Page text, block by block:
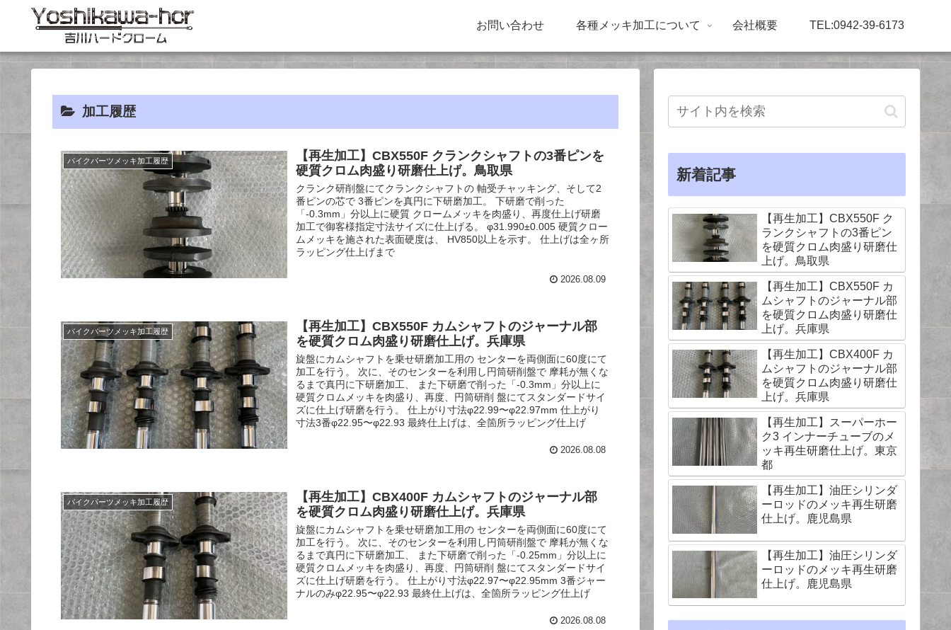
お問い合わせ 各種メッキ加工について 会社概要 TEL:0942-39-6173
加工履歴
バイクパーツメッキ加工履歴
【再生加工】CBX550F クランクシャフトの3番ピンを
硬質クロム肉盛り研磨仕上げ。鳥取県
クランク研削盤にてクランクシャフトの 軸受チャッキング、そして2
番ピンの芯で 3番ピンを真円に下研磨加工。 下研磨で削った
「-0.3mm」分以上に硬質 クロームメッキを肉盛り、再度仕上げ研磨
加工で御客様指定寸法サイズに仕上げる。 φ31.990±0.005 硬質クロー
ムメッキを施された表面硬度は、 HV850以上を示す。 仕上げは全ヶ所
ラッピング仕上げまで
2026.08.09
バイクパーツメッキ加工履歴
【再生加工】CBX550F カムシャフトのジャーナル部
を硬質クロム肉盛り研磨仕上げ。兵庫県
旋盤にカムシャフトを乗せ研磨加工用の センターを両側面に60度にて
加工を行う。 次に、そのセンターを利用し円筒研削盤で 摩耗が無くな
るまで真円に下研磨加工、 また下研磨で削った「-0.3mm」分以上に
硬質クロムメッキを肉盛り、再度、円筒研削 盤にてスタンダードサイ
ズに仕上げ研磨を行う。 仕上がり寸法φ22.99〜φ22.97mm 仕上がり
寸法3番φ22.95〜φ22.93 最終仕上げは、全箇所ラッピング仕上げ
2026.08.08
バイクパーツメッキ加工履歴
【再生加工】CBX400F カムシャフトのジャーナル部
を硬質クロム肉盛り研磨仕上げ。兵庫県
旋盤にカムシャフトを乗せ研磨加工用の センターを両側面に60度にて
加工を行う。 次に、そのセンターを利用し円筒研削盤で 摩耗が無くな
るまで真円に下研磨加工、 また下研磨で削った「-0.25mm」分以上に
硬質クロムメッキを肉盛り、再度、円筒研削 盤にてスタンダードサイ
ズに仕上げ研磨を行う。 仕上がり寸法φ22.97〜φ22.95mm 3番ジャー
ナルのみφ22.95〜φ22.93 最終仕上げは、全箇所ラッピング仕上げ
2026.08.08
新着記事
【再生加工】CBX550F ク
ランクシャフトの3番ピン
を硬質クロム肉盛り研磨仕
上げ。鳥取県
【再生加工】CBX550F カ
ムシャフトのジャーナル部
を硬質クロム肉盛り研磨仕
上げ。兵庫県
【再生加工】CBX400F カ
ムシャフトのジャーナル部
を硬質クロム肉盛り研磨仕
上げ。兵庫県
【再生加工】スーパーホー
ク3 インナーチューブのメ
ッキ再生研磨仕上げ。東京
都
【再生加工】油圧シリンダ
ーロッドのメッキ再生研磨
仕上げ。鹿児島県
【再生加工】油圧シリンダ
ーロッドのメッキ再生研磨
仕上げ。鹿児島県